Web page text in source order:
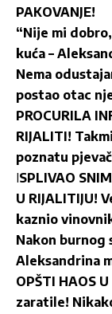
PAKOVANJE!
“Nije mi
kuća –
Nema
postao otac
PROCURILA
RIJALITI!
poznatu
ISPLIVAO
U RIJALITIJU!
kaznio
Nakon burnog
Aleksandrina
OPŠTI HAOS
zaratile!